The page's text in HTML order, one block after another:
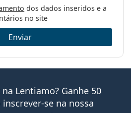
contra a luz azul
9196BL 51
dos dados inseridos e a
no site
Enviar
Lentiamo? Ganhe 50
se na nossa